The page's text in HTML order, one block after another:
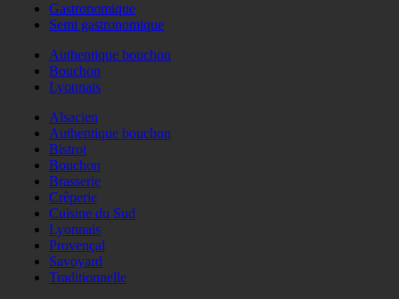
Gastronomique
Semi gastronomique
Authentique bouchon
Bouchon
Lyonnais
Alsacien
Authentique bouchon
Bistrot
Bouchon
Brasserie
Crêperie
Cuisine du Sud
Lyonnais
Provençal
Savoyard
Traditionnelle